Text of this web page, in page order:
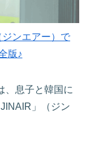
ジンエアー）で
版♪
、息子と韓国に
」（ジン